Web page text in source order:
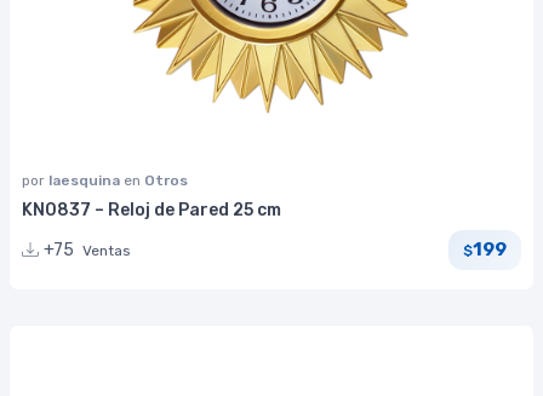
por laesquina en Otros
KN0837 – Reloj de Pared 25 cm
+75 Ventas $199